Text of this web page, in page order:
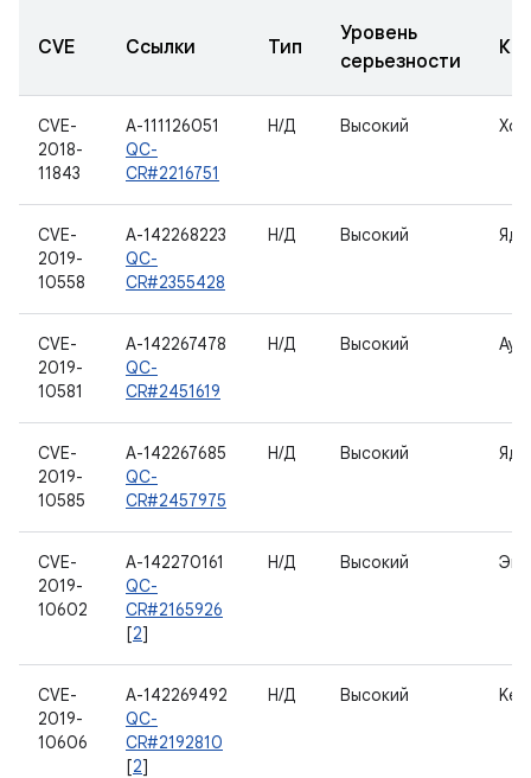
CVE Ссылки Тип
Уровень
серьезности
CVE-
2018-
11843
A-111126051
QC-
CR#2216751
Н/Д Высокий
CVE-
2019-
10558
A-142268223
QC-
CR#2355428
Н/Д Высокий
CVE-
2019-
10581
A-142267478
QC-
CR#2451619
Н/Д Высокий
CVE-
2019-
10585
A-142267685
QC-
CR#2457975
Н/Д Высокий
CVE-
2019-
10602
A-142270161
QC-
CR#2165926
[2]
Н/Д Высокий
CVE-
2019-
10606
A-142269492
QC-
CR#2192810
[2]
Н/Д Высокий